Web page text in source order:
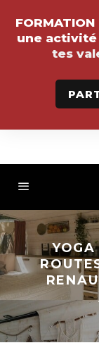
FORMATION
une
tes